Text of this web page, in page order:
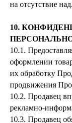
на отсутствие
10.
10.1.
оформлении
их обработку
продвижения
10.2. Продавец
рекламно-
10.3. Продавец